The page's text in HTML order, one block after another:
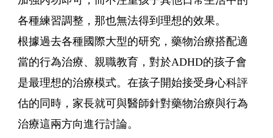
各種練習調整，那也無法得到理想的效果。
根據過去各種國際大型的研究，藥物治療搭配適
當的行為治療、親職教育，對於ADHD的孩子會
是最理想的治療模式。在孩子開始接受身心科評
估的同時，家長就可與醫師針對藥物治療與行為
治療這兩方向進行討論。